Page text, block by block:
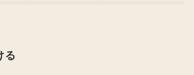
る